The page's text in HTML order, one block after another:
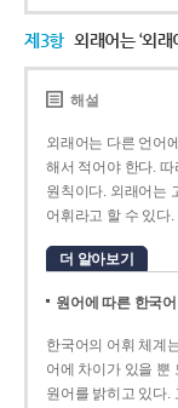
제3항 외래어는 ‘외래
해설
외래어는 다른 언어
해서 적어야 한다. 따
원칙이다. 외래어는
어휘라고 할 수 있다.
더 알아보기
원어에 따른 한국어
한국어의 어휘 체계
어에 차이가 있을 뿐
원어를 밝히고 있다.